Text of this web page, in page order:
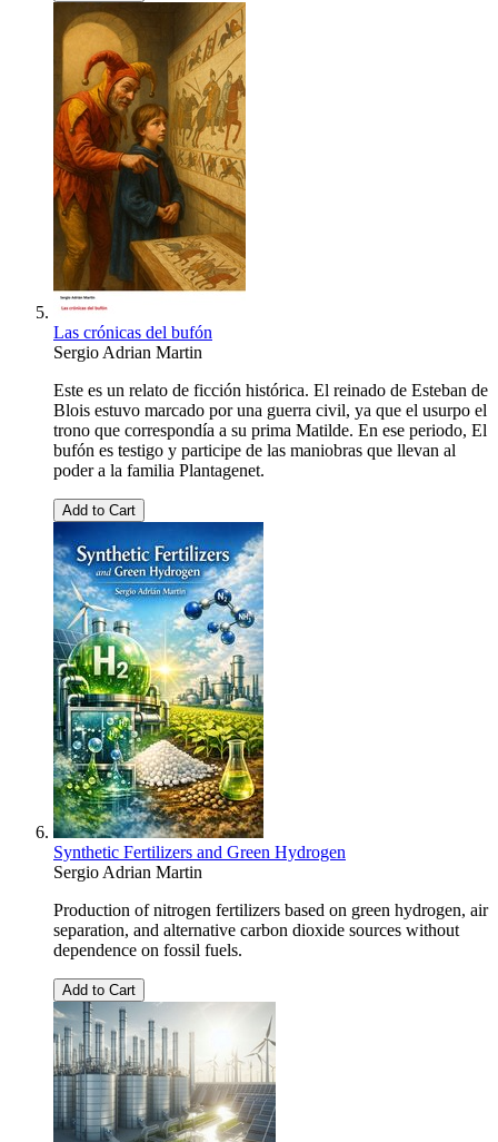
Las crónicas del bufón
Sergio Adrian Martin
Este es un relato de ficción histórica. El reinado de Esteban de
Blois estuvo marcado por una guerra civil, ya que el usurpo el
trono que correspondía a su prima Matilde. En ese periodo, El
bufón es testigo y participe de las maniobras que llevan al
poder a la familia Plantagenet.
Add to Cart
Synthetic Fertilizers and Green Hydrogen
Sergio Adrian Martin
Production of nitrogen fertilizers based on green hydrogen, air
separation, and alternative carbon dioxide sources without
dependence on fossil fuels.
Add to Cart